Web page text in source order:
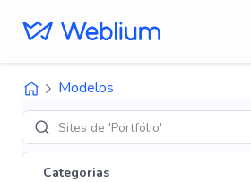
Modelos
Des
Categorias